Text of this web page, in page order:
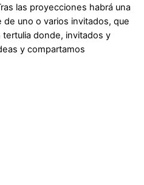
las proyecciones habrá una
uno o varios invitados, que
tertulia donde, invitados y
y compartamos